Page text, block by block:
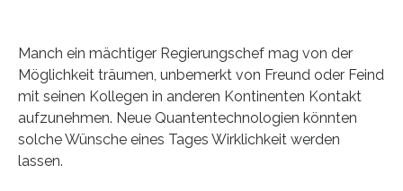
Manch ein mächtiger Regierungschef mag von der
Möglichkeit träumen, unbemerkt von Freund oder Feind
mit seinen Kollegen in anderen Kontinenten Kontakt
aufzunehmen. Neue Quantentechnologien könnten
solche Wünsche eines Tages Wirklichkeit werden
lassen.